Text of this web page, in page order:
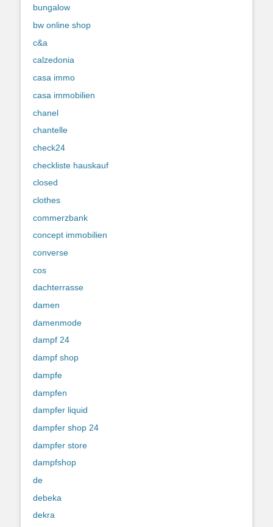
bungalow
bw online shop
c&a
calzedonia
casa immo
casa immobilien
chanel
chantelle
check24
checkliste hauskauf
closed
clothes
commerzbank
concept immobilien
converse
cos
dachterrasse
damen
damenmode
dampf 24
dampf shop
dampfe
dampfen
dampfer liquid
dampfer shop 24
dampfer store
dampfshop
de
debeka
dekra